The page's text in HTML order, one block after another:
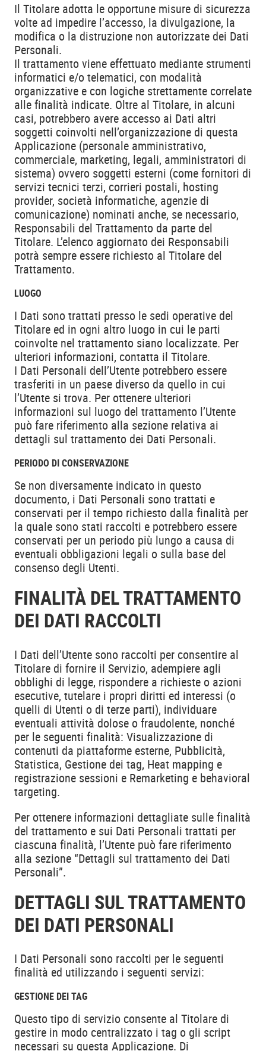
Il Titolare adotta le opportune misure di sicurezza
volte ad impedire l’accesso, la divulgazione, la
modifica o la distruzione non autorizzate dei Dati
Personali.
Il trattamento viene effettuato mediante strumenti
informatici e/o telematici, con modalità
organizzative e con logiche strettamente correlate
alle finalità indicate. Oltre al Titolare, in alcuni
casi, potrebbero avere accesso ai Dati altri
soggetti coinvolti nell’organizzazione di questa
Applicazione (personale amministrativo,
commerciale, marketing, legali, amministratori di
sistema) ovvero soggetti esterni (come fornitori di
servizi tecnici terzi, corrieri postali, hosting
provider, società informatiche, agenzie di
comunicazione) nominati anche, se necessario,
Responsabili del Trattamento da parte del
Titolare. L’elenco aggiornato dei Responsabili
potrà sempre essere richiesto al Titolare del
Trattamento.
LUOGO
I Dati sono trattati presso le sedi operative del
Titolare ed in ogni altro luogo in cui le parti
coinvolte nel trattamento siano localizzate. Per
ulteriori informazioni, contatta il Titolare.
I Dati Personali dell’Utente potrebbero essere
trasferiti in un paese diverso da quello in cui
l’Utente si trova. Per ottenere ulteriori
informazioni sul luogo del trattamento l’Utente
può fare riferimento alla sezione relativa ai
dettagli sul trattamento dei Dati Personali.
PERIODO DI CONSERVAZIONE
Se non diversamente indicato in questo
documento, i Dati Personali sono trattati e
conservati per il tempo richiesto dalla finalità per
la quale sono stati raccolti e potrebbero essere
conservati per un periodo più lungo a causa di
eventuali obbligazioni legali o sulla base del
consenso degli Utenti.
FINALITÀ DEL TRATTAMENTO
DEI DATI RACCOLTI
I Dati dell’Utente sono raccolti per consentire al
Titolare di fornire il Servizio, adempiere agli
obblighi di legge, rispondere a richieste o azioni
esecutive, tutelare i propri diritti ed interessi (o
quelli di Utenti o di terze parti), individuare
eventuali attività dolose o fraudolente, nonché
per le seguenti finalità: Visualizzazione di
contenuti da piattaforme esterne, Pubblicità,
Statistica, Gestione dei tag, Heat mapping e
registrazione sessioni e Remarketing e behavioral
targeting.
Per ottenere informazioni dettagliate sulle finalità
del trattamento e sui Dati Personali trattati per
ciascuna finalità, l’Utente può fare riferimento
alla sezione “Dettagli sul trattamento dei Dati
Personali”.
DETTAGLI SUL TRATTAMENTO
DEI DATI PERSONALI
I Dati Personali sono raccolti per le seguenti
finalità ed utilizzando i seguenti servizi:
GESTIONE DEI TAG
Questo tipo di servizio consente al Titolare di
gestire in modo centralizzato i tag o gli script
necessari su questa Applicazione. Di